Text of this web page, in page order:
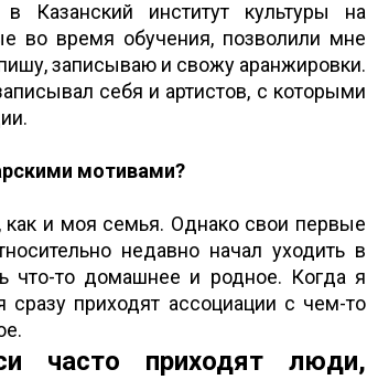
институт культуры на
во время обучения, позволили мне
записываю и свожу аранжировки.
себя и артистов, с которыми
мотивами?
и моя семья. Однако свои первые
недавно начал уходить в
что-то домашнее и родное. Когда я
приходят ассоциации с чем-то
часто приходят люди,